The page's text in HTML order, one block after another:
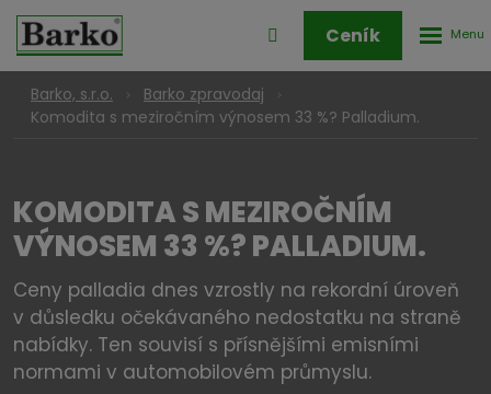
Přihlášení
zóny
Ceník
Barko, s.r.o.
Barko zpravodaj
Komodita s meziročním výnosem 33 %? Palladium.
KOMODITA S MEZIROČNÍM
VÝNOSEM 33 %? PALLADIUM.
Ceny palladia dnes vzrostly na rekordní úroveň
v důsledku očekávaného nedostatku na straně
nabídky. Ten souvisí s přísnějšími emisními
normami v automobilovém průmyslu.